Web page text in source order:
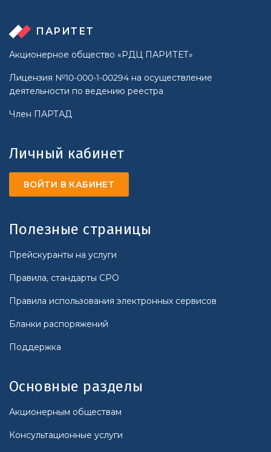
ПАРИТЕТ
Акционерное общество «РДЦ ПАРИТЕТ»
Лицензия №10-000-1-00294 на осуществление
деятельности по ведению реестра
Член ПАРТАД
Личный кабинет
ВОЙТИ В КАБИНЕТ
Полезные страницы
Прейскуранты на услуги
Правила, стандарты СРО
Правила использования электронных сервисов
Бланки распоряжений
Поддержка
Основные разделы
Акционерным обществам
Консультационные услуги